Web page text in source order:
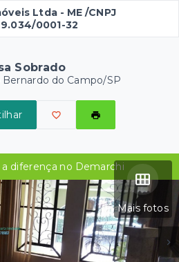
Ltda - ME /CNPJ
0001-32
Sobrado
Bernardo do Campo/SP
Mais fotos
a diferença no Demarchi